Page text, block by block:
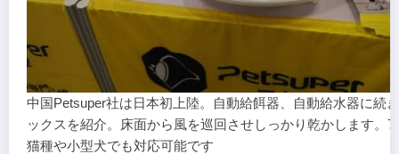
中国Petsuper社は日本初上陸。自動給餌器、自動給水器に続
ックスを紹介。床面から風を巡回させしっかり乾かします。
猫種や小型犬でも対応可能です